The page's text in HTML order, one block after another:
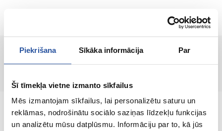
Piekrišana Sīkāka informācija Par
Šī tīmekļa vietne izmanto sīkfailus
Mēs izmantojam sīkfailus, lai personalizētu saturu un
reklāmas, nodrošinātu sociālo saziņas līdzekļu funkcijas
un analizētu mūsu datplūsmu. Informāciju par to, kā jūs
RU
Страница не найдена!